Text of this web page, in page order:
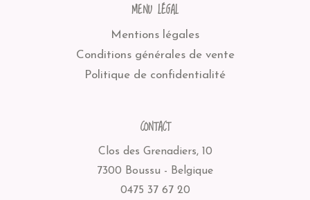
MENU LÉGAL
Mentions légales
Conditions générales de vente
Politique de confidentialité
CONTACT
Clos des Grenadiers, 10
7300 Boussu - Belgique
0475 37 67 20